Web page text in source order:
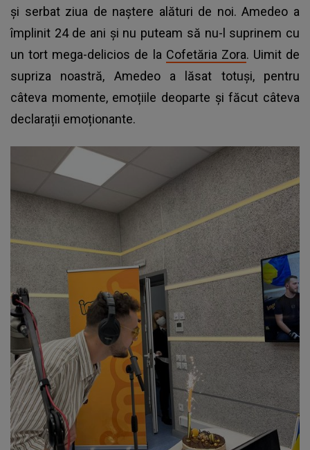
și serbat ziua de naștere alături de noi. Amedeo a
împlinit 24 de ani și nu puteam să nu-l suprinem cu
un tort mega-delicios de la Cofetăria Zora. Uimit de
supriza noastră, Amedeo a lăsat totuși, pentru
câteva momente, emoțiile deoparte și făcut câteva
declarații emoționante.